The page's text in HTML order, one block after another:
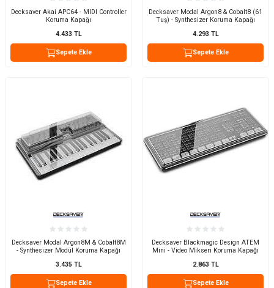
Decksaver Akai APC64 - MIDI Controller
Koruma Kapağı
4.433 TL
Sepete Ekle
Decksaver Modal Argon8 & Cobalt8 (61
Tuş) - Synthesizer Koruma Kapağı
4.293 TL
Sepete Ekle
Decksaver Modal Argon8M & Cobalt8M
- Synthesizer Modül Koruma Kapağı
3.435TL
Sepete Ekle
Decksaver Blackmagic Design ATEM
Mini - Video Mikseri Koruma Kapağı
2.863 TL
Sepete Ekle